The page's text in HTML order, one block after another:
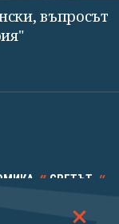
въпросът
СВЕТЪТ
КАЛЕЙДОСКОП